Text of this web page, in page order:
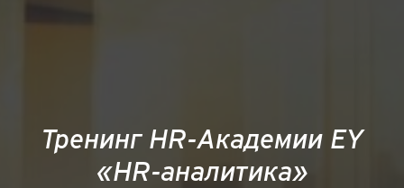
Тренинг HR-Академии EY
«HR-аналитика»